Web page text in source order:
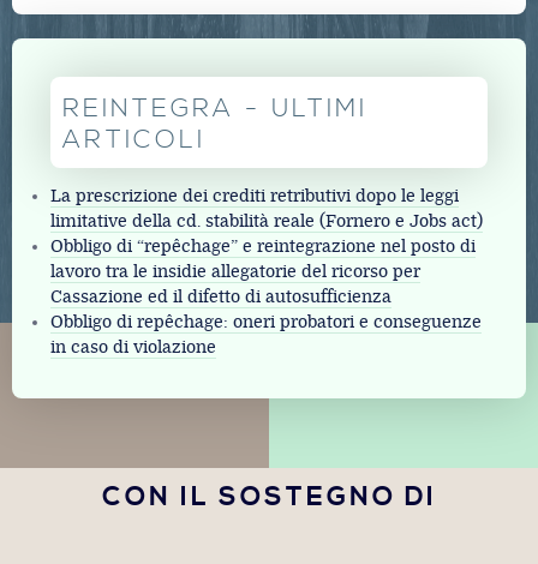
REINTEGRA - ULTIMI
ARTICOLI
La prescrizione dei crediti retributivi dopo le leggi
limitative della cd. stabilità reale (Fornero e Jobs act)
Obbligo di “repêchage” e reintegrazione nel posto di
lavoro tra le insidie allegatorie del ricorso per
Cassazione ed il difetto di autosufficienza
Obbligo di repêchage: oneri probatori e conseguenze
in caso di violazione
CON IL SOSTEGNO DI